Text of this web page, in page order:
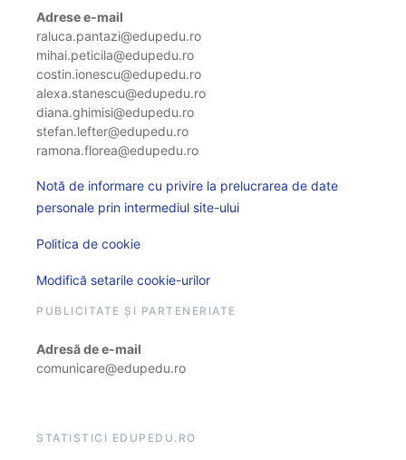
Adrese e-mail
raluca.pantazi@edupedu.ro
mihai.peticila@edupedu.ro
costin.ionescu@edupedu.ro
alexa.stanescu@edupedu.ro
diana.ghimisi@edupedu.ro
stefan.lefter@edupedu.ro
ramona.florea@edupedu.ro
Notă de informare cu privire la prelucrarea de date
personale prin intermediul site-ului
Politica de cookie
Modifică setarile cookie-urilor
PUBLICITATE ȘI PARTENERIATE
Adresă de e-mail
comunicare@edupedu.ro
STATISTICI EDUPEDU.RO